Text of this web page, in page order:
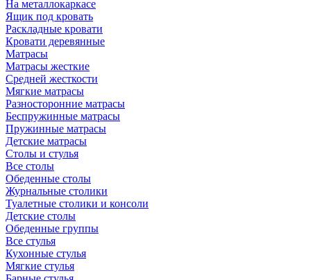
На металлокаркасе
Ящик под кровать
Раскладные кровати
Кровати деревянные
Матрасы
Матрасы жесткие
Средней жесткости
Мягкие матрасы
Разносторонние матрасы
Беспружинные матрасы
Пружинные матрасы
Детские матрасы
Столы и стулья
Все столы
Обеденные столы
Журнальные столики
Туалетные столики и консоли
Детские столы
Обеденные группы
Все стулья
Кухонные стулья
Мягкие стулья